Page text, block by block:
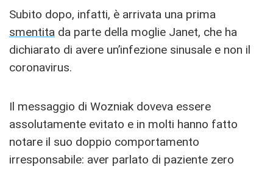
Subito dopo, infatti, è arrivata una prima
smentita da parte della moglie Janet, che ha
dichiarato di avere un’infezione sinusale e non il
coronavirus.
Il messaggio di Wozniak doveva essere
assolutamente evitato e in molti hanno fatto
notare il suo doppio comportamento
irresponsabile: aver parlato di paziente zero